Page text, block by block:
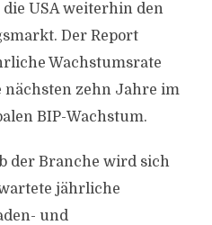
USA weiterhin den
Der Report
Wachstumsrate
nächsten zehn Jahre im
BIP-Wachstum.
der Branche wird sich
jährliche
und